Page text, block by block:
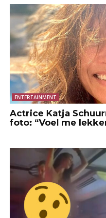
ENTERTAINMENT
Actrice Katja
foto: “Voel me